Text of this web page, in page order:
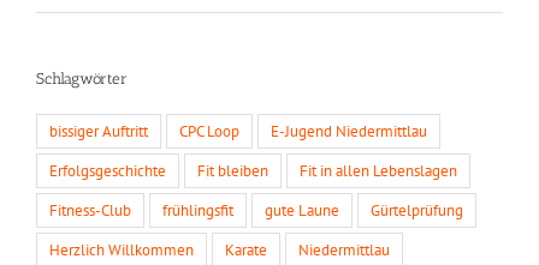
Schlagwörter
bissiger Auftritt CPC Loop E-Jugend Niedermittlau
Erfolgsgeschichte Fit bleiben Fit in allen Lebenslagen
Fitness-Club frühlingsfit gute Laune Gürtelprüfung
Herzlich Willkommen Karate Niedermittlau